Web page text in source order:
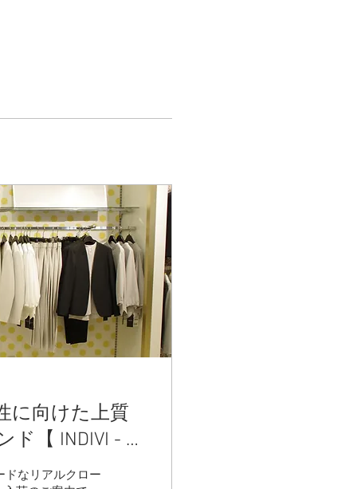
に向けた上質
INDIVI - イ
ドなリアルクロー